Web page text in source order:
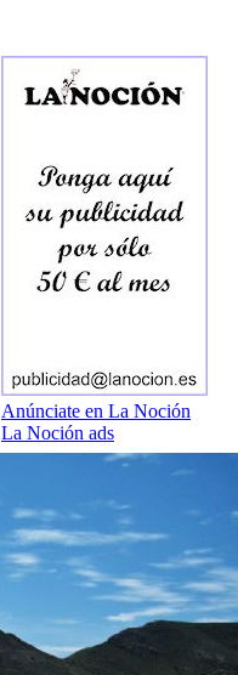
Anúnciate en La Noción
La Noción ads